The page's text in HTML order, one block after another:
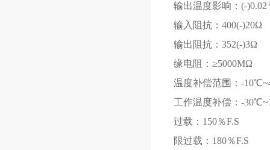
输出温度影响：(-)0.02
输入阻抗：400(-)20Ω
输出阻抗：352(-)3Ω
缘电阻：≥5000MΩ
温度补偿范围：-10℃
工作温度补偿：-30℃
过载：150％F.S
限过载：180％F.S